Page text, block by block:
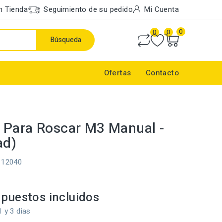
Tienda Seguimiento de su pedido Mi Cuenta
Búsqueda
0 0 0
Ofertas Contacto
Roscar M3 Manual -
incluidos
y 3 dias